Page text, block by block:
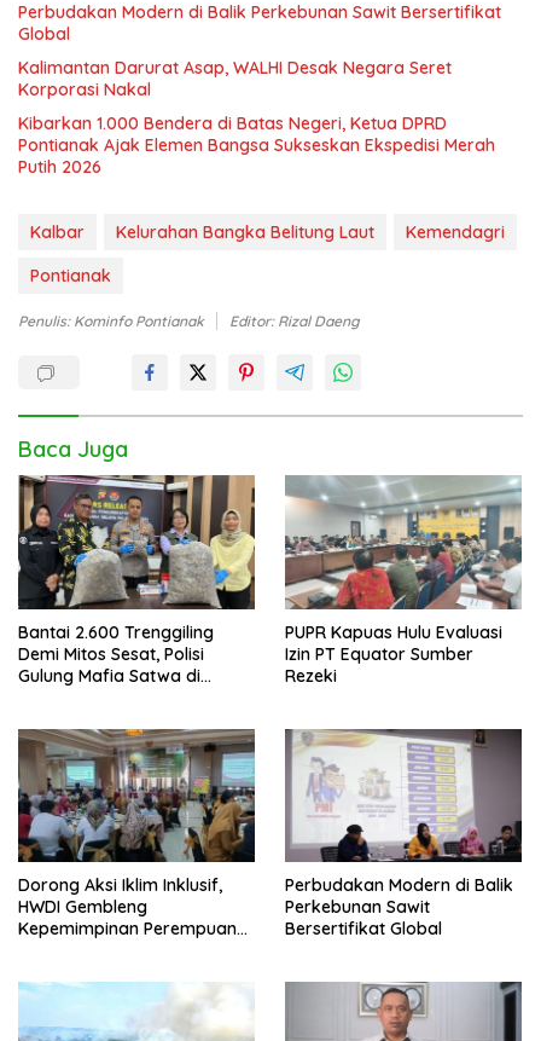
Perbudakan Modern di Balik Perkebunan Sawit Bersertifikat
Global
Kalimantan Darurat Asap, WALHI Desak Negara Seret
Korporasi Nakal
Kibarkan 1.000 Bendera di Batas Negeri, Ketua DPRD
Pontianak Ajak Elemen Bangsa Sukseskan Ekspedisi Merah
Putih 2026
Kalbar Kelurahan Bangka Belitung Laut
Kemendagri
Pontianak
Penulis: Kominfo Pontianak Editor: Rizal Daeng
Baca Juga
Bantai 2.600 Trenggiling
Demi Mitos Sesat, Polisi
Gulung Mafia Satwa di
PUPR Kapuas Hulu Evaluasi
Izin PT Equator Sumber
Rezeki
Dorong Aksi Iklim Inklusif,
HWDI Gembleng
Kepemimpinan Perempuan
Perbudakan Modern di Balik
Perkebunan Sawit
Bersertifikat Global